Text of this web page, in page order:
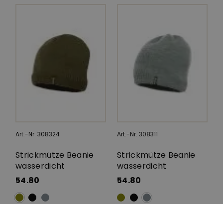
Art.-Nr. 308324
Strickmütze Beanie
wasserdicht
54.80
Art.-Nr. 308311
Strickmütze Beanie
wasserdicht
54.80